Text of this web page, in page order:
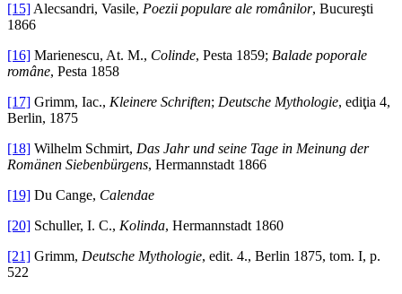
[15] Alecsandri, Vasile, Poezii populare ale românilor, Bucureşti
1866
[16] Marienescu, At. M., Colinde, Pesta 1859; Balade poporale
române, Pesta 1858
[17] Grimm, Iac., Kleinere Schriften; Deutsche Mythologie, ediţia 4,
Berlin, 1875
[18] Wilhelm Schmirt, Das Jahr und seine Tage in Meinung der
Romänen Siebenbürgens, Hermannstadt 1866
[19] Du Cange, Calendae
[20] Schuller, I. C., Kolinda, Hermannstadt 1860
[21] Grimm, Deutsche Mythologie, edit. 4., Berlin 1875, tom. I, p.
522